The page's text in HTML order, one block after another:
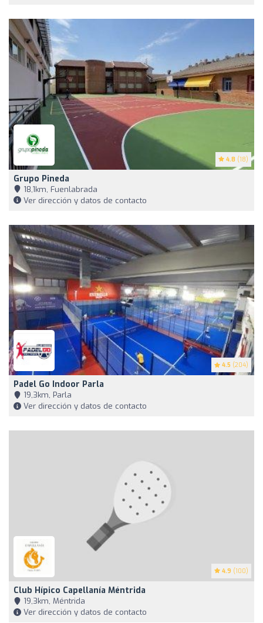
4.8 (18)
Grupo Pineda
18,1km, Fuenlabrada
Ver dirección y datos de contacto
4.5 (204)
Padel Go Indoor Parla
19,3km, Parla
Ver dirección y datos de contacto
4.9 (100)
Club Hípico Capellanía Méntrida
19,3km, Méntrida
Ver dirección y datos de contacto